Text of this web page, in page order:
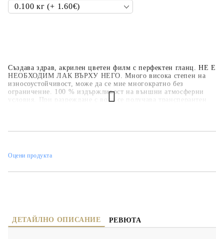
Създава здрав, акрилен цветен филм с перфектен гланц. НЕ Е
НЕОБХОДИМ ЛАК ВЪРХУ НЕГО. Много висока степен на
износоустойчивост, може да се мие многократно без
ограничение. 100 % издържливост на външни атмосферни
условия. При разреждане с вода се получава трансперантен
шпакловки, бетони, мазилки и други. Нанасяне: с четка,
Оцени продукта
ДЕТАЙЛНО ОПИСАНИЕ РЕВЮТА